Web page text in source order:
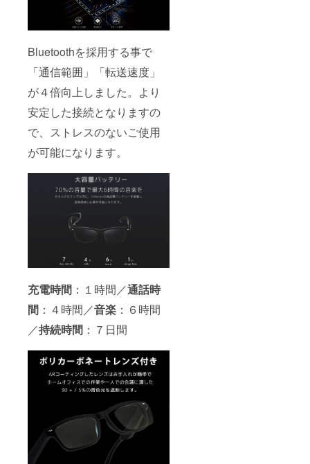
Bluetoothを採用する事で
「通信範囲」「転送速度」
が４倍向上しました。より
安定した接続となりますの
で、ストレスのないご使用
が可能になります。
充電時間 ：１時間／通話時
間 ：４時間／音楽 ：６時間
／持続時間 ：７日間